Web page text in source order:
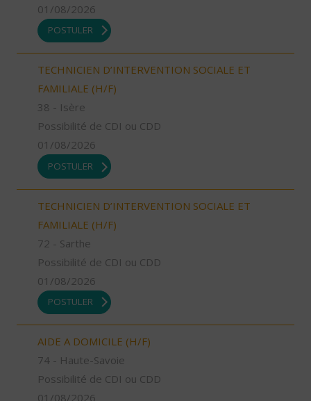
01/08/2026
POSTULER
TECHNICIEN D’INTERVENTION SOCIALE ET
FAMILIALE (H/F)
38 - Isère
Possibilité de CDI ou CDD
01/08/2026
POSTULER
TECHNICIEN D’INTERVENTION SOCIALE ET
FAMILIALE (H/F)
72 - Sarthe
Possibilité de CDI ou CDD
01/08/2026
POSTULER
AIDE A DOMICILE (H/F)
74 - Haute-Savoie
Possibilité de CDI ou CDD
01/08/2026